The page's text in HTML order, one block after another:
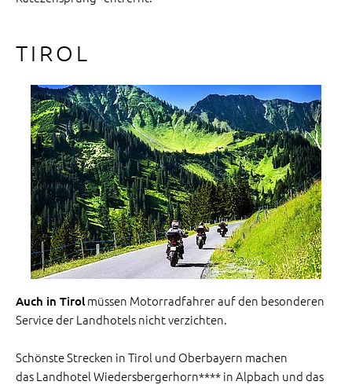
TIROL
Auch in Tirol müssen Motorradfahrer auf den besonderen
Service der Landhotels nicht verzichten.
Schönste Strecken in Tirol und Oberbayern machen
das Landhotel Wiedersbergerhorn**** in Alpbach und das